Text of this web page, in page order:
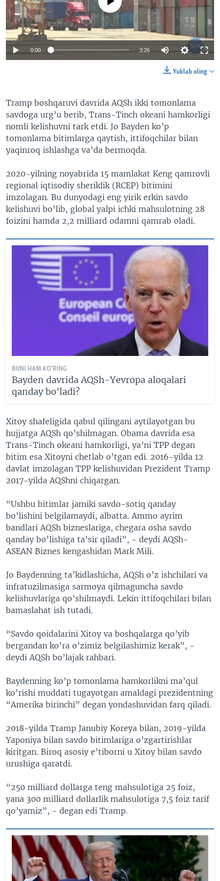
VIDEO
XABARLAR SURATLARDA
ODNOKLASSNIKI
TELEGRAM
SOUNDCLOUD
VOA
0:00 3:26
Yuklab oling
Tramp boshqaruvi davrida AQSh ikki tomonlama
savdoga urg’u berib, Trans-Tinch okeani hamkorligi
nomli kelishuvni tark etdi. Jo Bayden ko’p
tomonlama bitimlarga qaytish, ittifoqchilar bilan
yaqinroq ishlashga va’da bermoqda.
2020-yilning noyabrida 15 mamlakat Keng qamrovli
regional iqtisodiy sheriklik (RCEP) bitimini
imzolagan. Bu dunyodagi eng yirik erkin savdo
kelishuvi bo’lib, global yalpi ichki mahsulotning 28
foizini hamda 2,2 milliard odamni qamrab oladi.
BUNI HAM KO'RING
Bayden davrida AQSh-Yevropa aloqalari
qanday bo'ladi?
Xitoy shafeligida qabul qilingani aytilayotgan bu
hujjatga AQSh qo’shilmagan. Obama davrida esa
Trans-Tinch okeani hamkorligi, ya’ni TPP degan
bitim esa Xitoyni chetlab o’tgan edi. 2016-yilda 12
davlat imzolagan TPP kelishuvidan Prezident Tramp
2017-yilda AQShni chiqargan.
“Ushbu bitimlar jamiki savdo-sotiq qanday
bo’lishini belgilamaydi, albatta. Ammo ayrim
bandlari AQSh bizneslariga, chegara osha savdo
qanday bo’lishiga ta’sir qiladi”, - deydi AQSh-
ASEAN Biznes kengashidan Mark Mili.
Jo Baydenning ta’kidlashicha, AQSh o’z ishchilari va
infratuzilmasiga sarmoya qilmaguncha savdo
kelishuvlariga qo’shilmaydi. Lekin ittifoqchilari bilan
bamaslahat ish tutadi.
“Savdo qoidalarini Xitoy va boshqalarga qo’yib
bergandan ko’ra o’zimiz belgilashimiz kerak”, -
deydi AQSh bo’lajak rahbari.
Baydenning ko’p tomonlama hamkorlikni ma’qul
ko’rishi muddati tugayotgan amaldagi prezidentning
“Amerika birinchi” degan yondashuvidan farq qiladi.
2018-yilda Tramp Janubiy Koreya bilan, 2019-yilda
Yaponiya bilan savdo bitimlariga o’zgartirishlar
kiritgan. Biroq asosiy e’tiborni u Xitoy bilan savdo
urushiga qaratdi.
“250 milliard dollarga teng mahsulotiga 25 foiz,
yana 300 milliard dollarlik mahsulotiga 7,5 foiz tarif
qo’yamiz”, - degan edi Tramp.